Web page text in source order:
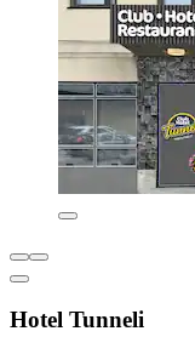
Hotel Tunneli